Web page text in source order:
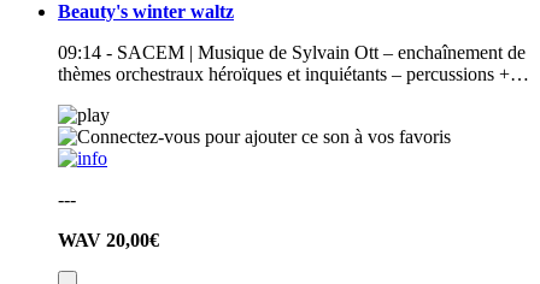
Beauty's winter waltz
09:14 - SACEM | Musique de Sylvain Ott – enchaînement de
thèmes orchestraux héroïques et inquiétants – percussions +…
---
WAV 20,00€